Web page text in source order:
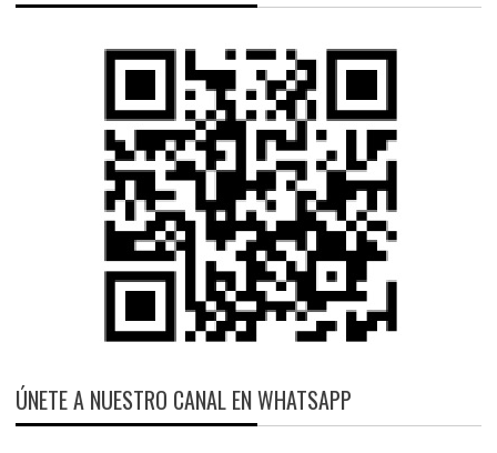
ÚNETE A NUESTRO CANAL EN WHATSAPP